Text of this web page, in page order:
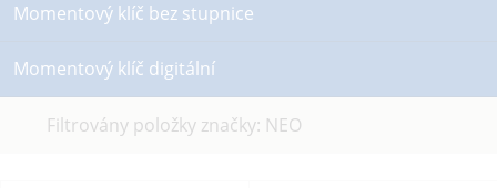
Momentový klíč bez stupnice
Momentový klíč digitální
Filtrovány položky značky: NEO